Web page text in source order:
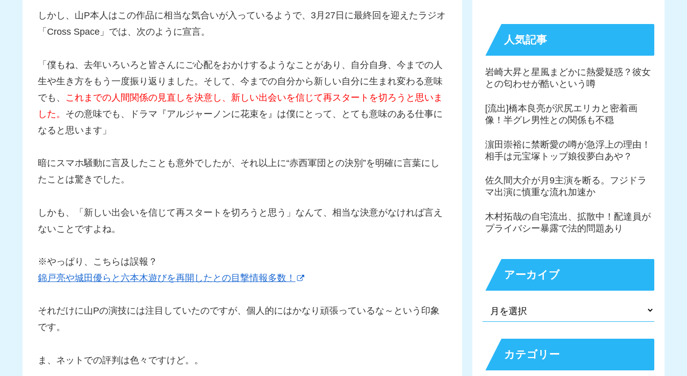
しかし、山P本人はこの作品に相当な気合いが入っているようで、3月27日に最終回を迎えたラジオ
「Cross Space」では、次のように宣言。
「僕もね、去年いろいろと皆さんにご心配をおかけするようなことがあり、自分自身、今までの人
生や生き方をもう一度振り返りました。そして、今までの自分から新しい自分に生まれ変わる意味
でも、 これまでの人間関係の見直しを決意し、新しい出会いを信じて再スタートを切ろうと思いま
した。 その意味でも、ドラマ『アルジャーノンに花束を』は僕にとって、とても意味のある仕事に
なると思います」
暗にスマホ騒動に言及したことも意外でしたが、それ以上に“赤西軍団との決別”を明確に言葉にし
たことは驚きでした。
しかも、「新しい出会いを信じて再スタートを切ろうと思う」なんて、相当な決意がなければ言え
ないことですよね。
※やっぱり、こちらは誤報？
錦戸亮や城田優らと六本木遊びを再開したとの目撃情報多数！
それだけに山Pの演技には注目していたのですが、個人的にはかなり頑張っているな～という印象
です。
ま、ネットでの評判は色々ですけど。。
人気記事
岩崎大昇と星風まどかに熱愛疑惑？彼女
との匂わせが酷いという噂
[流出]橋本良亮が沢尻エリカと密着画
像！半グレ男性との関係も不穏
濵田崇裕に禁断愛の噂が急浮上の理由！
相手は元宝塚トップ娘役夢白あや？
佐久間大介が月9主演を断る。フジドラ
マ出演に慎重な流れ加速か
木村拓哉の自宅流出、拡散中！配達員が
プライバシー暴露で法的問題あり
アーカイブ
カテゴリー